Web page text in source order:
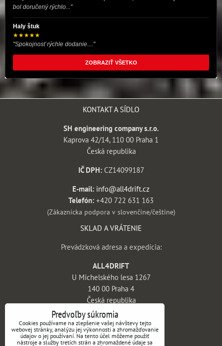
bol doručený rýchlo..."
Haly štuk
★★★★★
"Spokojnosť rýchle dodanie...."
ZOBRAZIŤ VŠETKO
KONTAKT A SÍDLO
SH engineering company s.r.o.
Kaprova 42/14, 110 00 Praha 1
Česká republika
IČ DPH:CZ14099187
E-mail: info@all4drift.cz
Telefón: +420 722 631 163
(Zákaznícka podpora v slovenčine/češtine)
SKLAD A VRÁTENIE
Prevádzková adresa a expedícia:
ALL4DRIFT
U Michelského lesa 1267
140 00 Praha 4
Česká republika
INFORMÁCIE
Obchodné podmienky
Predvoľby súkromia
Cookies používame na zlepšenie vašej návštevy tejto
webovej stránky, analýzu jej výkonnosti a zhromažďovanie
údajov o jej používaní. Na tento účel môžeme použiť
nástroje a služby tretích strán a zhromaždené údaje sa